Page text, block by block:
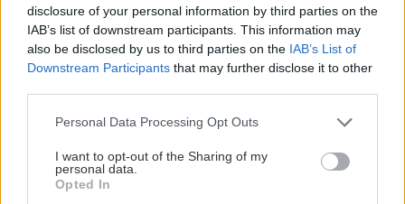
disclosure of your personal information by third parties on the
IAB’s list of downstream participants. This information may
also be disclosed by us to third parties on the IAB’s List of
Downstream Participants that may further disclose it to other
Please note that this website/app uses one or more Google
not limited to your visit or usage behaviour. You may click to
grant or deny consent to Google and its third-party tags to
use your data for below specified purposes in below Google
Personal Data Processing Opt Outs
I want to opt-out of the Sharing of my
personal data.
Opted In